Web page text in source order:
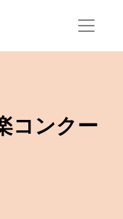
コンクー